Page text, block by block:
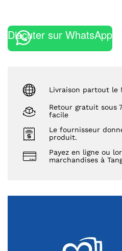
Discuter sur WhatsApp
Livraison partout le
Retour gratuit sous
facile
Le fournisseur
produit.
Payez en ligne ou
marchandises à